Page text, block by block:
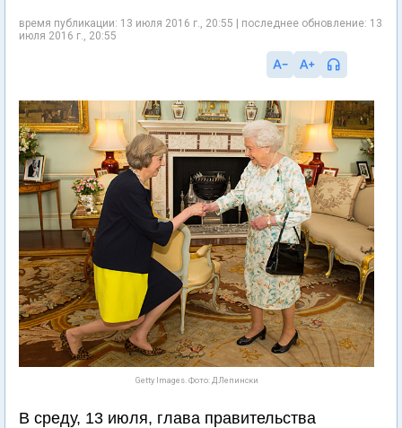
время публикации: 13 июля 2016 г., 20:55 | последнее обновление: 13
июля 2016 г., 20:55
Getty Images. Фото: Д.Лепински
В среду, 13 июля, глава правительства